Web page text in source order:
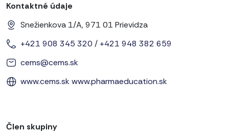
Kontaktné údaje
Snežienkova 1/A, 971 01 Prievidza
+421 908 345 320 / +421 948 382 659
cems@cems.sk
www.cems.skwww.pharmaeducation.sk
Člen skupiny